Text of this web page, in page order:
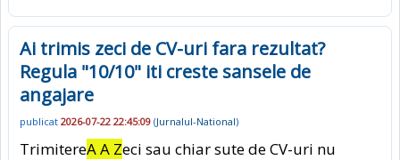
Ai trimis zeci de CV-uri fara rezultat?
Regula "10/10" iti creste sansele de
angajare
publicat 2026-07-22 22:45:09 (Jurnalul-National)
TrimitereA A Zeci sau chiar sute de CV-uri nu